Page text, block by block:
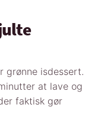
grønne isdessert.
at lave og
faktisk gør